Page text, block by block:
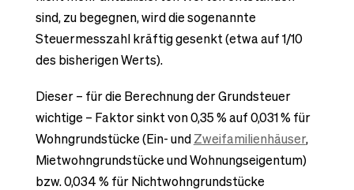
sind, zu begegnen, wird die sogenannte
Steuermesszahl kräftig gesenkt (etwa auf 1/10
des bisherigen Werts).
Dieser – für die Berechnung der Grundsteuer
wichtige – Faktor sinkt von 0,35 % auf 0,031 % für
Wohngrundstücke (Ein- undZweifamilienhäuser,
Mietwohngrundstücke und Wohnungseigentum)
bzw. 0,034 % für Nichtwohngrundstücke